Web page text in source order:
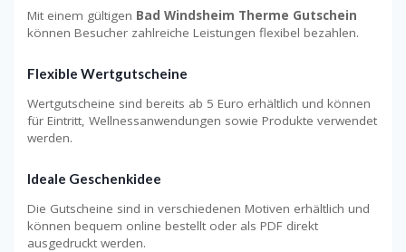
Mit einem gültigen Bad Windsheim Therme Gutschein
können Besucher zahlreiche Leistungen flexibel bezahlen.
Flexible Wertgutscheine
Wertgutscheine sind bereits ab 5 Euro erhältlich und können
für Eintritt, Wellnessanwendungen sowie Produkte verwendet
werden.
Ideale Geschenkidee
Die Gutscheine sind in verschiedenen Motiven erhältlich und
können bequem online bestellt oder als PDF direkt
ausgedruckt werden.